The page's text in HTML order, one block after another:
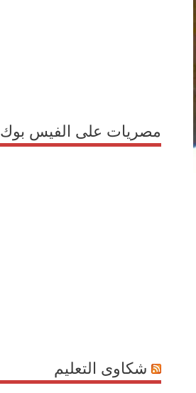
مصريات على الفيس بوك
شكاوى التعليم